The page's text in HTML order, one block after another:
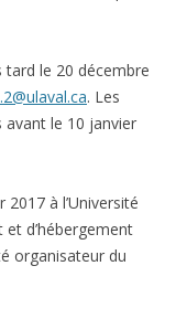
le 20 décembre
. Les
avant le 10 janvier
à l’Université
d’hébergement
organisateur du